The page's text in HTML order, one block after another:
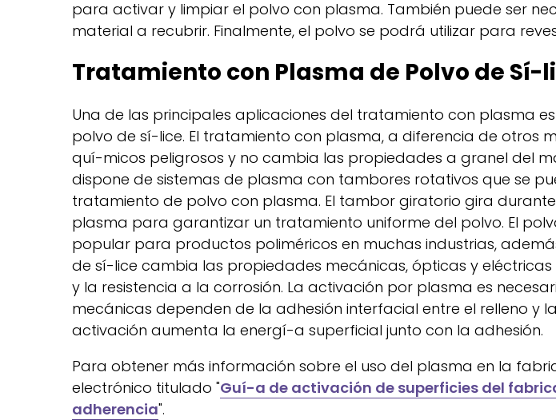
para activar y limpiar el polvo con plasma. También puede ser
material a recubrir. Finalmente, el polvo se podrá utilizar para
Tratamiento con Plasma de Polvo de Sí-
Una de las principales aplicaciones del tratamiento con plasma
polvo de sí-lice. El tratamiento con plasma, a diferencia de otros
quí-micos peligrosos y no cambia las propiedades a granel del
dispone de sistemas de plasma con tambores rotativos que se
tratamiento de polvo con plasma. El tambor giratorio gira
plasma para garantizar un tratamiento uniforme del polvo. El
popular para productos poliméricos en muchas industrias,
de sí-lice cambia las propiedades mecánicas, ópticas y
y la resistencia a la corrosión. La activación por plasma es
mecánicas dependen de la adhesión interfacial entre el relleno y
activación aumenta la energí-a superficial junto con la adhesión.
Para obtener más información sobre el uso del plasma en la
electrónico titulado "Guí-a de activación de superficies del
adherencia".